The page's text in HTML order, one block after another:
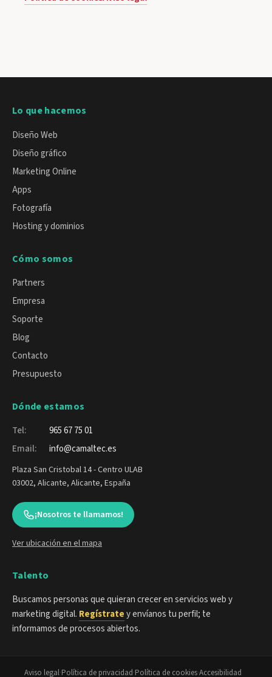
Lo que hacemos
Diseño Web
Diseño gráfico
Marketing Online
Apps
Fotografía
Hosting y dominios
Cómo somos
Partners
Empresa
Soporte
Blog
Contacto
Presupuesto
Dónde estamos
Tel:
965 67 75 01
Email:
info@camaltec.es
Plaza San Cristobal 14 - Centro ULAB
03002, Alicante, Alicante, España
¡Nosotros te llamamos!
Ver ubicación en el mapa
Talento
Buscamos personas que quieran crecer en servicios web y
marketing digital. Regístratey envíanos tu perfil; te
informamos de procesos abiertos.
Aviso legal·Política de privacidad·Política de cookies·Accesibilidad